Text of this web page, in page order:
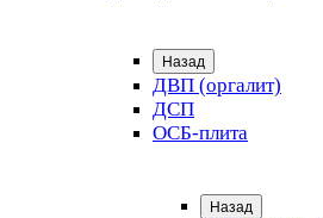
Назад
ДВП (оргалит)
ДСП
ОСБ-плита
Назад